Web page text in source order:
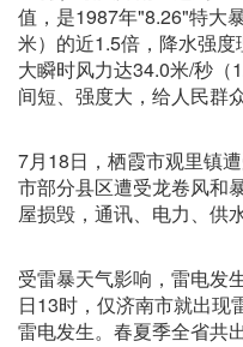
值，是1987年"8.26"特大
米）的近1.5倍，降水强
大瞬时风力达34.0米/秒
间短、强度大，给人民群
7月18日，栖霞市观里镇
市部分县区遭受龙卷风和
屋损毁，通讯、电力、供
受雷暴天气影响，雷电发
日13时，仅济南市就出现
雷电发生。春夏季全省共